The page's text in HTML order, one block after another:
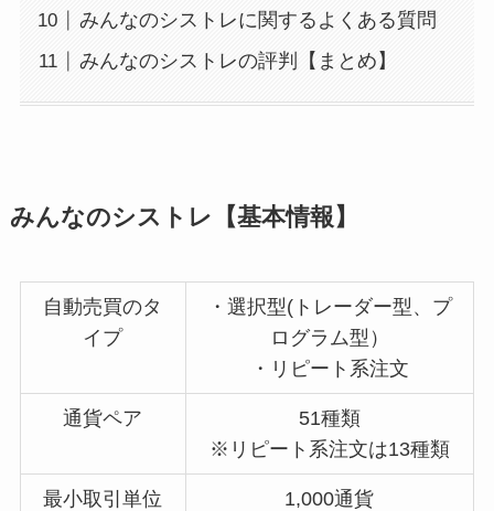
みんなのシストレに関するよくある質問
みんなのシストレの評判【まとめ】
みんなのシストレ【基本情報】
自動売買のタ
イプ
・選択型(トレーダー型、プ
ログラム型）
・リピート系注文
通貨ペア
51種類
※リピート系注文は13種類
最小取引単位 1,000通貨